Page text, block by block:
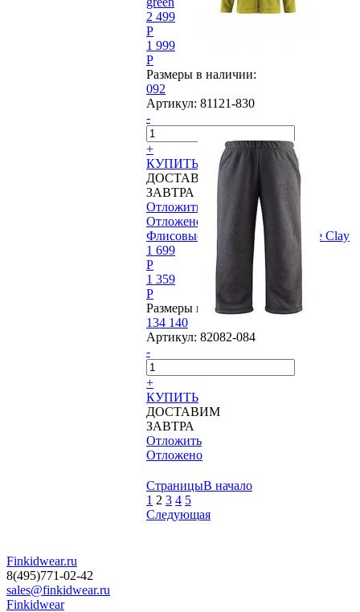
2 499
P
1 999
P
Размеры в наличии:
092
Артикул: 81121-830
-
+
КУПИТЬ
ДОСТАВИМ
ЗАВТРА
Отложить
Отложено
Флисовые брюки Reima®, Saule Clay
1 699
P
1 359
P
Размеры в наличии:
134 140
Артикул: 82082-084
-
+
КУПИТЬ
ДОСТАВИМ
ЗАВТРА
Отложить
Отложено
СтраницыВ начало
1 2 3 4 5
Следующая
Finkidwear.ru
8(495)771-02-42
sales@finkidwear.ru
Finkidwear